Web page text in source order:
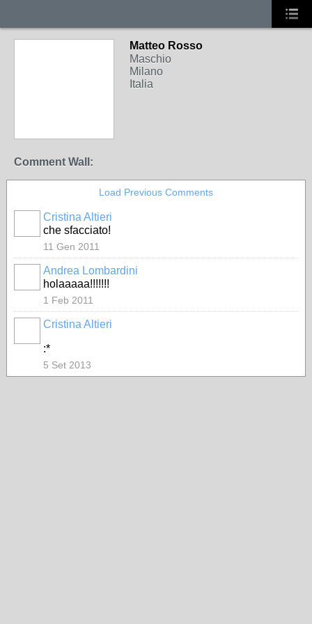
Matteo Rosso
Maschio
Milano
Italia
Comment Wall:
Load Previous Comments
Cristina Altieri
che sfacciato!
11 Gen 2011
Andrea Lombardini
holaaaaa!!!!!!!
1 Feb 2011
Cristina Altieri
:*
5 Set 2013